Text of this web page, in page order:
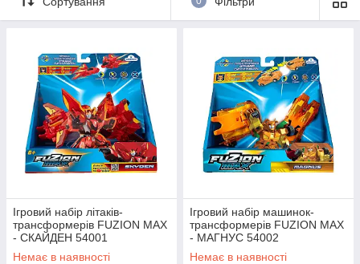
Ігровий набір літаків-
трансформерів FUZION MAX
- СКАЙДЕН 54001
Немає в наявності
Ігровий набір машинок-
трансформерів FUZION MAX
- МАГНУС 54002
Немає в наявності